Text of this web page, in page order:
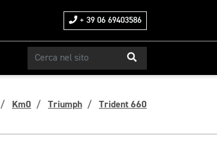
+ 39 06 69403586
Km0 Triumph Trident 660